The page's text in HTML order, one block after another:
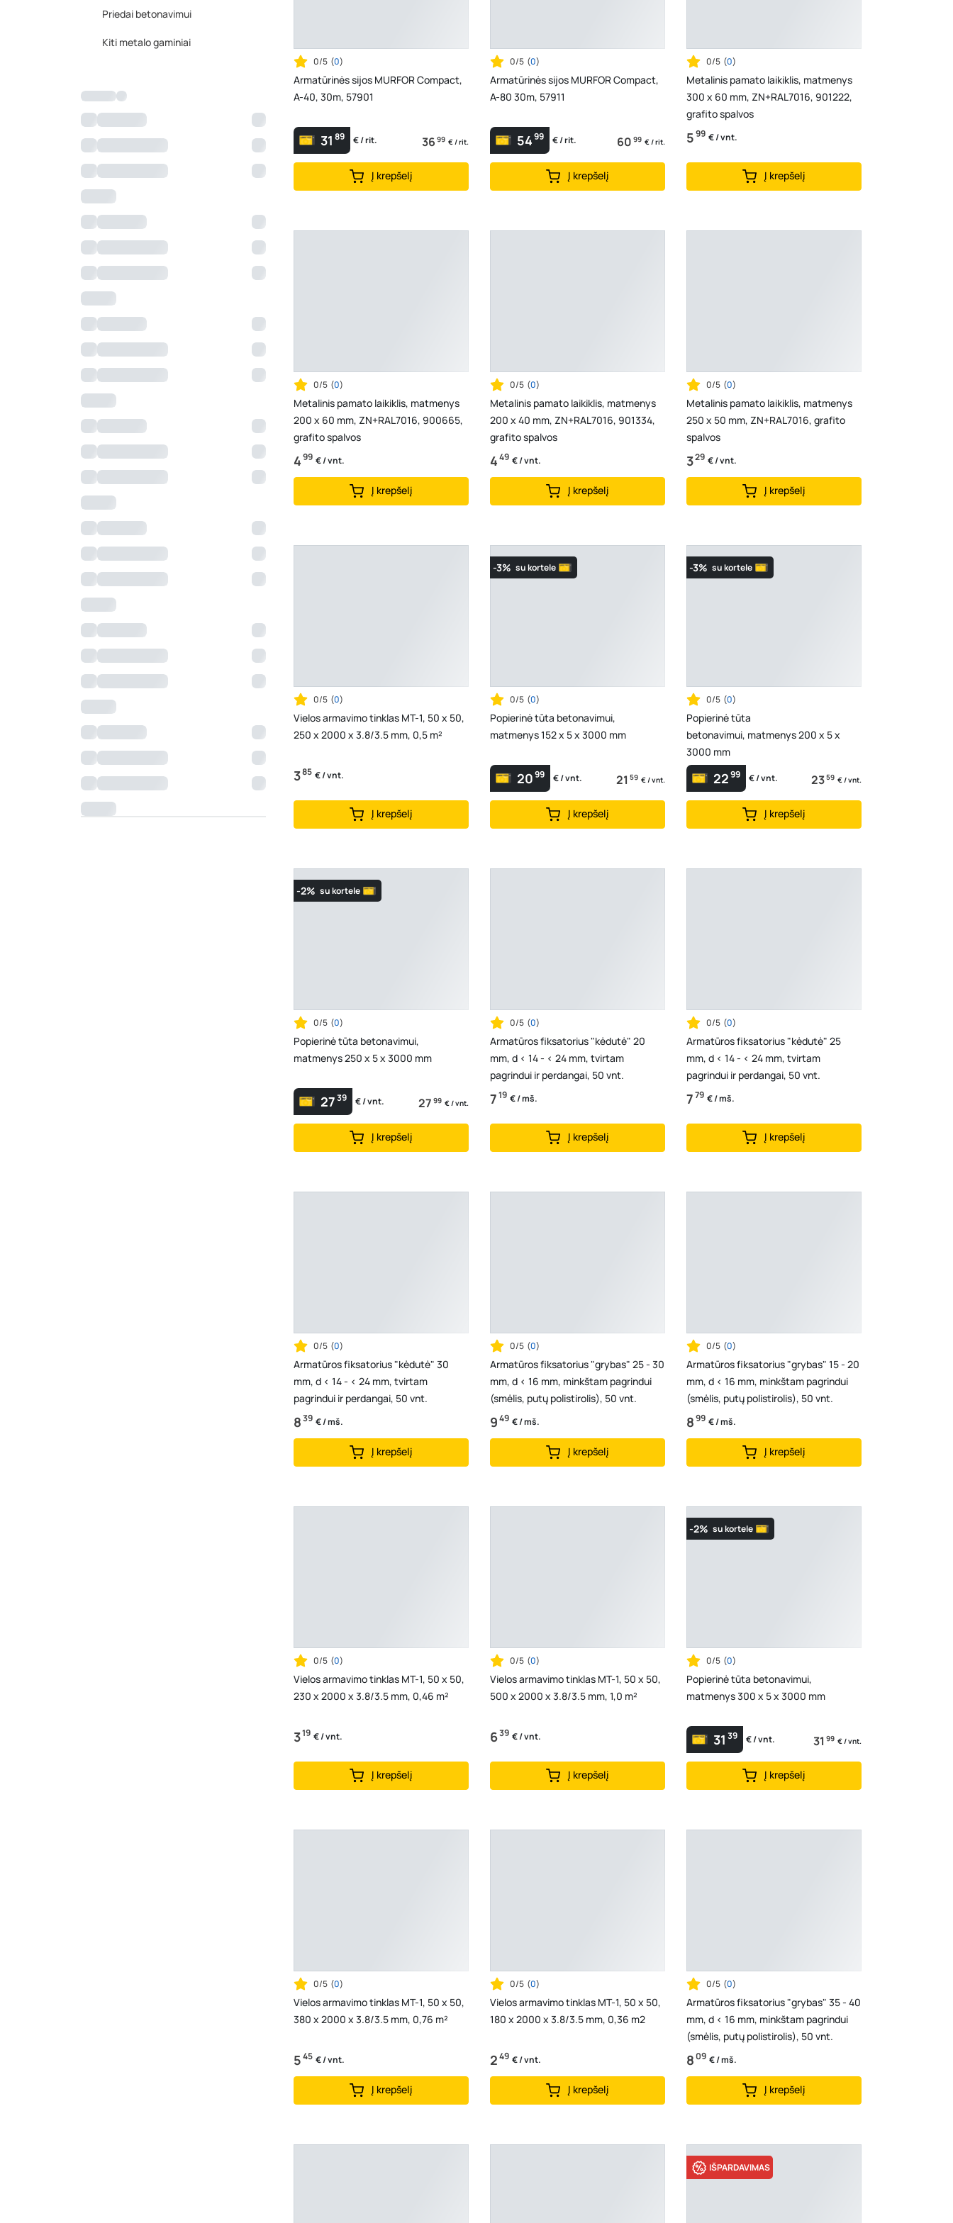
Priedai betonavimui
Kiti metalo gaminiai
0/5 (0)
Armatūrinės sijos MURFOR Compact,
A-40, 30m, 57901
31 89 € / rit. 36 99 € / rit.
Į krepšelį
0/5 (0)
Armatūrinės sijos MURFOR Compact,
A-80 30m, 57911
5499 € / rit. 60 99 € / rit.
Į krepšelį
0/5 (0)
Metalinis pamato laikiklis, matmenys
300 x 60 mm, ZN+RAL7016, 901222,
grafito spalvos
599 € / vnt.
Į krepšelį
0/5 (0)
Metalinis pamato laikiklis, matmenys
200 x 60 mm, ZN+RAL7016, 900665,
grafito spalvos
499 € / vnt.
Į krepšelį
0/5 (0)
Metalinis pamato laikiklis, matmenys
200 x 40 mm, ZN+RAL7016, 901334,
grafito spalvos
449 € / vnt.
Į krepšelį
0/5 (0)
Metalinis pamato laikiklis, matmenys
250 x 50 mm, ZN+RAL7016, grafito
spalvos
329 € / vnt.
Į krepšelį
0/5 (0)
Vielos armavimo tinklas MT-1, 50 x 50,
250 x 2000 x 3.8/3.5 mm, 0,5 m²
385 € / vnt.
Į krepšelį
-3% su kortele
0/5 (0)
Popierinė tūta betonavimui,
matmenys 152 x 5 x 3000 mm
2099 € / vnt. 21 59 € / vnt.
Į krepšelį
-3% su kortele
0/5 (0)
Popierinė tūta
betonavimui, matmenys 200 x 5 x
3000 mm
2299 € / vnt. 2359 € / vnt.
Į krepšelį
-2% su kortele
0/5 (0)
Popierinė tūta betonavimui,
matmenys 250 x 5 x 3000 mm
2739 € / vnt. 27 99 € / vnt.
Į krepšelį
0/5 (0)
Armatūros fiksatorius "kėdutė" 20
mm, d < 14 - < 24 mm, tvirtam
pagrindui ir perdangai, 50 vnt.
719 € / mš.
Į krepšelį
0/5 (0)
Armatūros fiksatorius "kėdutė" 25
mm, d < 14 - < 24 mm, tvirtam
pagrindui ir perdangai, 50 vnt.
779 € / mš.
Į krepšelį
0/5 (0)
Armatūros fiksatorius "kėdutė" 30
mm, d < 14 - < 24 mm, tvirtam
pagrindui ir perdangai, 50 vnt.
839 € / mš.
Į krepšelį
0/5 (0)
Armatūros fiksatorius "grybas" 25 - 30
mm, d < 16 mm, minkštam pagrindui
(smėlis, putų polistirolis), 50 vnt.
949 € / mš.
Į krepšelį
0/5 (0)
Armatūros fiksatorius "grybas" 15 - 20
mm, d < 16 mm, minkštam pagrindui
(smėlis, putų polistirolis), 50 vnt.
899 € / mš.
Į krepšelį
0/5 (0)
Vielos armavimo tinklas MT-1, 50 x 50,
230 x 2000 x 3.8/3.5 mm, 0,46 m²
319 € / vnt.
Į krepšelį
0/5 (0)
Vielos armavimo tinklas MT-1, 50 x 50,
500 x 2000 x 3.8/3.5 mm, 1,0 m²
639 € / vnt.
Į krepšelį
-2% su kortele
0/5 (0)
Popierinė tūta betonavimui,
matmenys 300 x 5 x 3000 mm
31 39 € / vnt. 31 99 € / vnt.
Į krepšelį
0/5 (0)
Vielos armavimo tinklas MT-1, 50 x 50,
380 x 2000 x 3.8/3.5 mm, 0,76 m²
545 € / vnt.
Į krepšelį
0/5 (0)
Vielos armavimo tinklas MT-1, 50 x 50,
180 x 2000 x 3.8/3.5 mm, 0,36 m2
249 € / vnt.
Į krepšelį
0/5 (0)
Armatūros fiksatorius "grybas" 35 - 40
mm, d < 16 mm, minkštam pagrindui
(smėlis, putų polistirolis), 50 vnt.
809 € / mš.
Į krepšelį
IŠPARDAVIMAS